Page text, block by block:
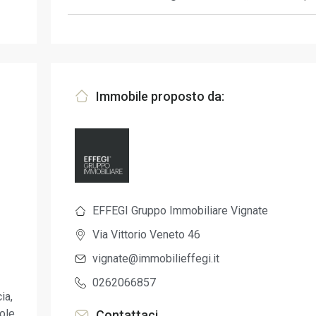
Immobile proposto da:
EFFEGI Gruppo Immobiliare Vignate
Via Vittorio Veneto 46
vignate@immobilieffegi.it
0262066857